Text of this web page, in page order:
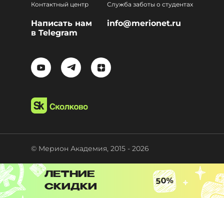
ЛЕТНИЕ
СКИДКИ
50%
Контактный центр
Написать нам
в Telegram
Служба заботы о студентах
info@merionet.ru
© Мерион Академия, 2015 - 2026